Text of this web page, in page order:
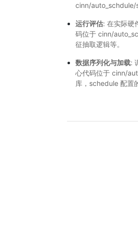
cinn/
运行评估: 在实际硬
码位于 cinn/
征抽取逻辑等。
数据序列化与加载:
心代码位于 cinn/
库，schedule 配置